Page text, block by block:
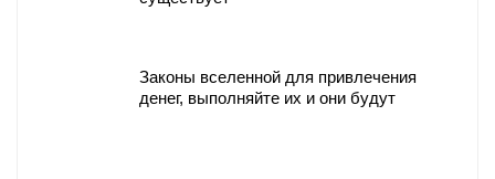
Законы вселенной для привлечения
денег, выполняйте их и они будут